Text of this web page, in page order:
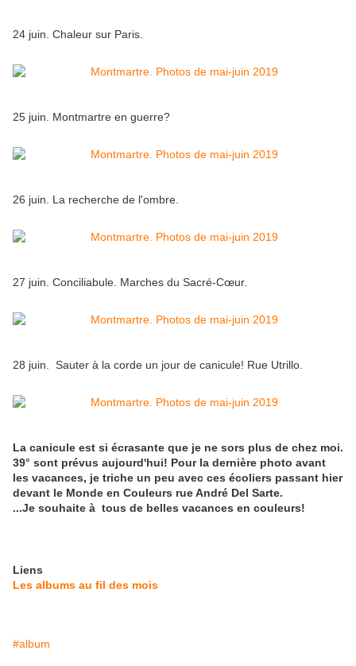
24 juin. Chaleur sur Paris.
25 juin. Montmartre en guerre?
26 juin. La recherche de l'ombre.
27 juin. Conciliabule. Marches du Sacré-Cœur.
28 juin. Sauter à la corde un jour de canicule! Rue Utrillo.
La canicule est si écrasante que je ne sors plus de chez moi.
39° sont prévus aujourd'hui! Pour la dernière photo avant
les vacances, je triche un peu avec ces écoliers passant hier
devant le Monde en Couleurs rue André Del Sarte.
...Je souhaite à tous de belles vacances en couleurs!
Liens
Les albums au fil des mois
#album